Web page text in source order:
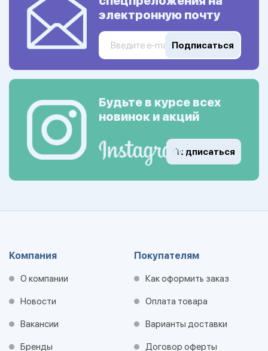
электронную почту
Подписаться
Будьте в курсе всех
новинок и акций
Подписаться
Компания
О компании
Новости
Вакансии
Бренды
Покупателям
Как оформить заказ
Оплата товара
Варианты доставки
Договор оферты